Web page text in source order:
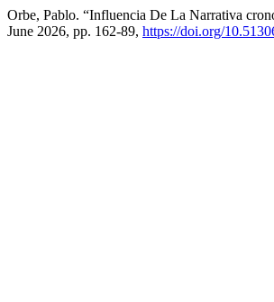
Orbe, Pablo. “Influencia De La Narrativa
June 2026, pp. 162-89, https://doi.org/